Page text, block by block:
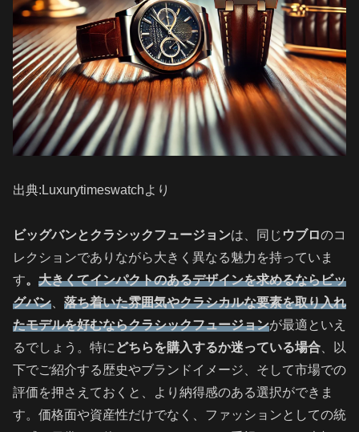
出典:Luxurytimeswatchより
ビッグバンとクラシックフュージョンは、同じ ウブロのコ
レクションでありながら大きく異なる魅力を持っていま
す。 大きくてインパクトのあるデザインを求めるならビッ
グバン、 落ち着いた雰囲気やクラシカルな要素を取り入れ
たモデルを好むならクラシックフュージョンが最適といえ
るでしょう。特にどちらを購入するか迷っている場合、以
下でご紹介する歴史やブランドイメージ、そして市場での
評価を押さえておくと、より納得感のある選択ができま
す。価格面や資産性だけでなく、ファッションとしての統